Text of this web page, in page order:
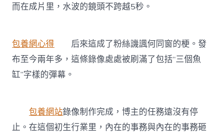
而在成片里，水波的鏡頭不跨越5秒。
包養網心得 后來這成了粉絲譏諷何同窗的梗。發
布至今兩年多，這條錄像處處被刷滿了包括“三個魚
缸”字樣的彈幕。
包養網站錄像制作完成，博主的任務遠沒有停
止。在這個初生行業里，內在的事務與內在的事務砸